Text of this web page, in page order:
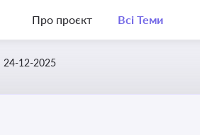
Про проєкт Всі Теми
24-12-2025